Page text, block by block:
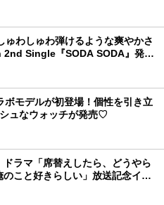
ゅわしゅわ弾けるような爽やかさ
Single『SODA SODA』発売
を詳細レポ
ボモデルが初登場！個性を引き立
ュなウォッチが発売♡
ドラマ「席替えしたら、どうやら
こと好きらしい」放送記念イン
くんが可愛く見えたんです」